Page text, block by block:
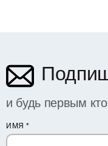
и будь первым
ИМЯ *